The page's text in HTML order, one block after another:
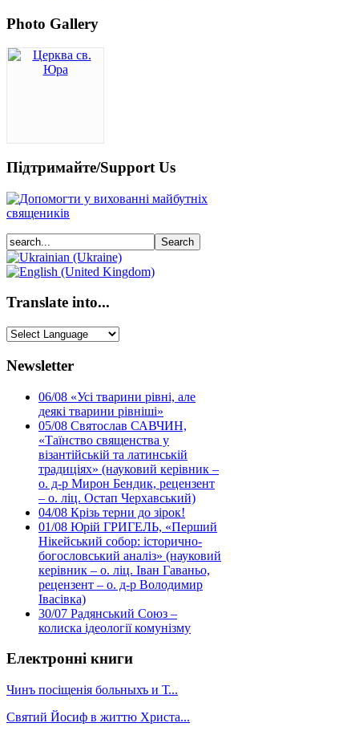
Photo Gallery
Підтримайте/Support Us
Translate into...
Newsletter
06/08 «Усі тварини рівні, але
деякі тварини рівніші»
05/08 Святослав САВЧИН,
«Таїнство священства у
візантійській та латинській
традиціях» (науковий керівник –
о. д-р Мирон Бендик, рецензент
– о. ліц. Остап Черхавський)
04/08 Крізь терни до зірок!
01/08 Юрій ГРИГЕЛЬ, «Перший
Нікейський собор: історично-
богословський аналіз» (науковий
керівник – о. ліц. Іван Гаваньо,
рецензент – о. д-р Володимир
Івасівка)
30/07 Радянський Союз –
колиска ідеології комунізму
Електронні книги
Чинъ посіщенія больныхъ и Т...
Святий Йосиф в життю Христа...